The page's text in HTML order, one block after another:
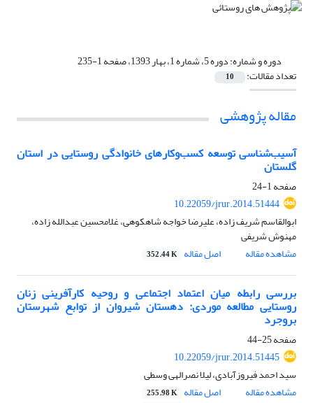
دوره و شماره:دوره 5، شماره 1، بهار 1393، صفحه 1-235
تعداد مقالات: 10
مقاله پژوهشی
آسیب‌شناسی توسعه کسب‌وکارهای خانوادگی روستایی در استان
گلستان
صفحه1-24
10.22059/jrur.2014.51444
ابوالقاسم شریف زاده، علیرضا خواجه شاهکوهی، غلامحسین عبدالله زاده،
مهنوش شریفی
مشاهده مقاله
اصل مقاله 352.44 K
بررسی رابطه میان اعتماد اجتماعی و روحیه کارآفرینی زنان
روستایی مطالعه موردی: دهستان شیروان از توابع شهرستان
بروجرد
صفحه25-44
10.22059/jrur.2014.51445
سید احمد فیروزآبادی، لیلا نصرالهی وسطی
مشاهده مقاله
اصل مقاله 255.98 K